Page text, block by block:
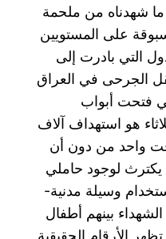
شهدناه من ملحمة
على المستويين
التي بادرت إلى
الجرحى في العراق
فتحت أبواب
هو استهداف آلاف
واحد من دون أن
لوجود حاملي
وسيلة مدنية-
بينهم أطفال
الأرقام الحقيقية